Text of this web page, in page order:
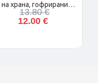
на храна, гофрирани
20/25 см, 100 бр
12.00 €
13.80 €